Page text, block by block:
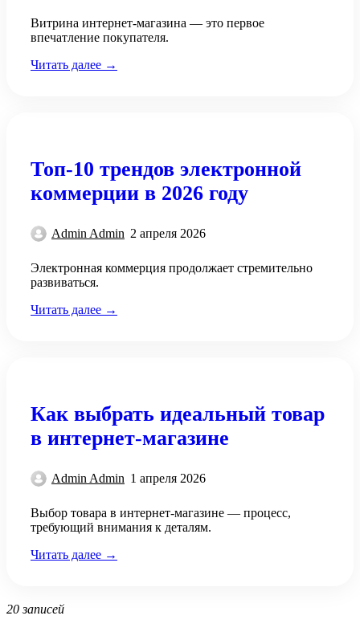
Витрина интернет-магазина — это первое
впечатление покупателя.
Читать далее →
Топ-10 трендов электронной
коммерции в 2026 году
Admin Admin 2 апреля 2026
Электронная коммерция продолжает стремительно
развиваться.
Читать далее →
Как выбрать идеальный товар
в интернет-магазине
Admin Admin 1 апреля 2026
Выбор товара в интернет-магазине — процесс,
требующий внимания к деталям.
Читать далее →
20 записей